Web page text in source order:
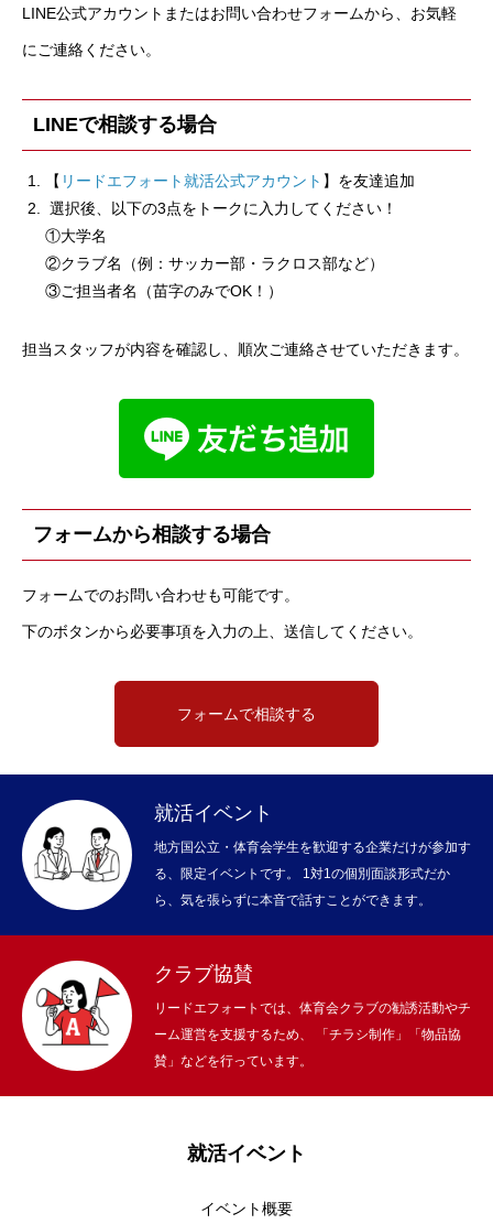
LINE公式アカウントまたはお問い合わせフォームから、お気軽
にご連絡ください。
LINEで相談する場合
【 リードエフォート就活公式アカウント 】を友達追加
選択後、以下の3点をトークに入力してください！
①大学名
②クラブ名（例：サッカー部・ラクロス部など）
③ご担当者名（苗字のみでOK！）
担当スタッフが内容を確認し、順次ご連絡させていただきます。
フォームから相談する場合
フォームでのお問い合わせも可能です。
下のボタンから必要事項を入力の上、送信してください。
フォームで相談する
就活イベント
地方国公立・体育会学生を歓迎する企業だけが参加す
る、限定イベントです。 1対1の個別面談形式だか
ら、気を張らずに本音で話すことができます。
クラブ協賛
リードエフォートでは、体育会クラブの勧誘活動やチ
ーム運営を支援するため、 「チラシ制作」「物品協
賛」などを行っています。
就活イベント
イベント概要